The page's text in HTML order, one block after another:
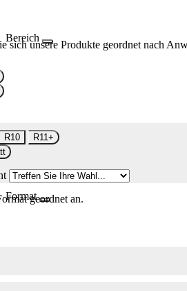
Bereich
sich unsere Produkte geordnet nach
R10
R11+
Formatgeordnet an.